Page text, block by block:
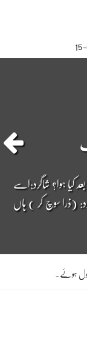
کیا ہوا؟ شاگرد:اسے
(ذرا سوچ کر ) ہاں